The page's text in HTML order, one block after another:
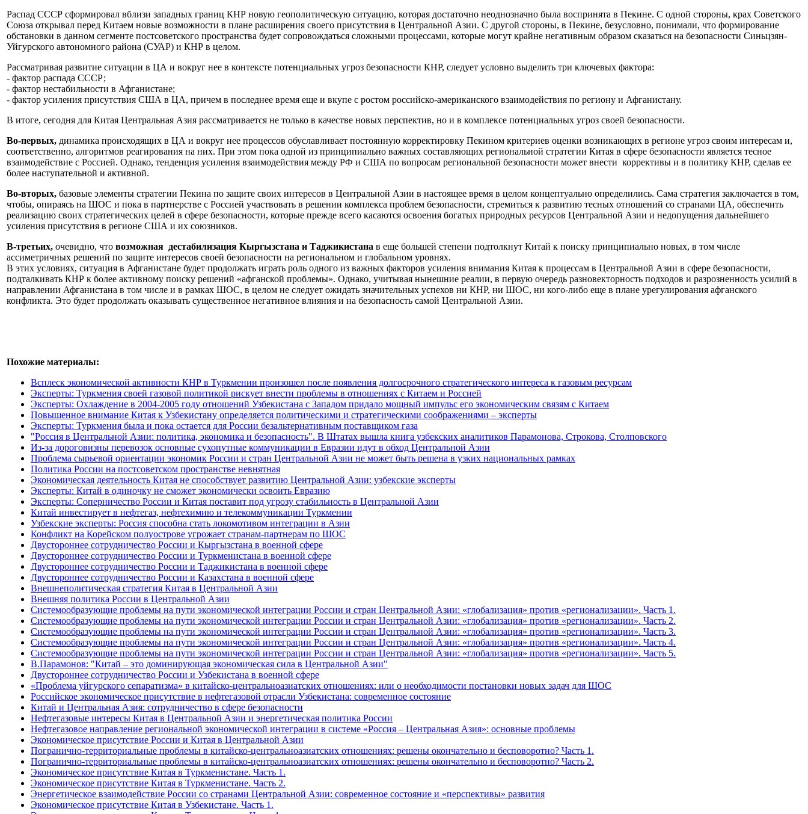
Распад СССР сформировал вблизи западных границ КНР новую геополитическую ситуацию, которая достаточно неоднозначно была воспринята в Пекине. С одной стороны, крах Советского
Союза открывал перед Китаем новые возможности в плане расширения своего присутствия в Центральной Азии. С другой стороны, в Пекине, безусловно, понимали, что формирование
обстановки в данном сегменте постсоветского пространства будет сопровождаться сложными процессами, которые могут крайне негативным образом сказаться на безопасности Синьцзян-
Уйгурского автономного района (СУАР) и КНР в целом.
Рассматривая развитие ситуации в ЦА и вокруг нее в контексте потенциальных угроз безопасности КНР, следует условно выделить три ключевых фактора:
- фактор распада СССР;
- фактор нестабильности в Афганистане;
- фактор усиления присутствия США в ЦА, причем в последнее время еще и вкупе с ростом российско-американского взаимодействия по региону и Афганистану.
В итоге, сегодня для Китая Центральная Азия рассматривается не только в качестве новых перспектив, но и в комплексе потенциальных угроз своей безопасности.
Во-первых, динамика происходящих в ЦА и вокруг нее процессов обуславливает постоянную корректировку Пекином критериев оценки возникающих в регионе угроз своим интересам и,
соответственно, алгоритмов реагирования на них. При этом пока одной из принципиально важных составляющих региональной стратегии Китая в сфере безопасности является тесное
взаимодействие с Россией. Однако, тенденция усиления взаимодействия между РФ и США по вопросам региональной безопасности может внести коррективы и в политику КНР, сделав ее
более наступательной и активной.
Во-вторых, базовые элементы стратегии Пекина по защите своих интересов в Центральной Азии в настоящее время в целом концептуально определились. Сама стратегия заключается в том,
чтобы, опираясь на ШОС и пока в партнерстве с Россией участвовать в решении комплекса проблем безопасности, стремиться к развитию тесных отношений со странами ЦА, обеспечить
реализацию своих стратегических целей в сфере безопасности, которые прежде всего касаются освоения богатых природных ресурсов Центральной Азии и недопущения дальнейшего
усиления присутствия в регионе США и их союзников.
В-третьих, очевидно, что возможная дестабилизация Кыргызстана и Таджикистана в еще большей степени подтолкнут Китай к поиску принципиально новых, в том числе
ассиметричных решений по защите интересов своей безопасности на региональном и глобальном уровнях.
В этих условиях, ситуация в Афганистане будет продолжать играть роль одного из важных факторов усиления внимания Китая к процессам в Центральной Азии в сфере безопасности,
подталкивать КНР к более активному поиску решений «афганской проблемы». Однако, учитывая нынешние реалии, в первую очередь разновекторность подходов и разрозненность усилий в
направлении Афганистана в том числе и в рамках ШОС, в целом не следует ожидать значительных успехов ни КНР, ни ШОС, ни кого-либо еще в плане урегулирования афганского
конфликта. Это будет продолжать оказывать существенное негативное влияния и на безопасность самой Центральной Азии.
Похожие материалы:
Всплеск экономической активности КНР в Туркмении произошел после появления долгосрочного стратегического интереса к газовым ресурсам
Эксперты: Туркмения своей газовой политикой рискует внести проблемы в отношениях с Китаем и Россией
Эксперты: Охлаждение в 2004-2005 году отношений Узбекистана с Западом придало мощный импульс его экономическим связям с Китаем
Повышенное внимание Китая к Узбекистану определяется политическими и стратегическими соображениями – эксперты
Эксперты: Туркмения была и пока остается для России безальтернативным поставщиком газа
"Россия в Центральной Азии: политика, экономика и безопасность". В Штатах вышла книга узбекских аналитиков Парамонова, Строкова, Столповского
Из-за дороговизны перевозок основные сухопутные коммуникации в Евразии идут в обход Центральной Азии
Проблема сырьевой ориентации экономик России и стран Центральной Азии не может быть решена в узких национальных рамках
Политика России на постсоветском пространстве невнятная
Экономическая деятельность Китая не способствует развитию Центральной Азии: узбекские эксперты
Эксперты: Китай в одиночку не сможет экономически освоить Евразию
Эксперты: Соперничество России и Китая поставит под угрозу стабильность в Центральной Азии
Китай инвестирует в нефтегаз, нефтехимию и телекоммуникации Туркмении
Узбекские эксперты: Россия способна стать локомотивом интеграции в Азии
Конфликт на Корейском полуострове угрожает странам-партнерам по ШОС
Двустороннее сотрудничество России и Кыргызстана в военной сфере
Двустороннее сотрудничество России и Туркменистана в военной сфере
Двустороннее сотрудничество России и Таджикистана в военной сфере
Двустороннее сотрудничество России и Казахстана в военной сфере
Внешнеполитическая стратегия Китая в Центральной Азии
Внешняя политика России в Центральной Азии
Системообразующие проблемы на пути экономической интеграции России и стран Центральной Азии: «глобализация» против «регионализации». Часть 1.
Системообразующие проблемы на пути экономической интеграции России и стран Центральной Азии: «глобализация» против «регионализации». Часть 2.
Системообразующие проблемы на пути экономической интеграции России и стран Центральной Азии: «глобализация» против «регионализации». Часть 3.
Системообразующие проблемы на пути экономической интеграции России и стран Центральной Азии: «глобализация» против «регионализации». Часть 4.
Системообразующие проблемы на пути экономической интеграции России и стран Центральной Азии: «глобализация» против «регионализации». Часть 5.
В.Парамонов: "Китай – это доминирующая экономическая сила в Центральной Азии"
Двустороннее сотрудничество России и Узбекистана в военной сфере
«Проблема уйгурского сепаратизма» в китайско-центральноазиатских отношениях: или о необходимости постановки новых задач для ШОС
Российское экономическое присутствие в нефтегазовой отрасли Узбекистана: современное состояние
Китай и Центральная Азия: сотрудничество в сфере безопасности
Нефтегазовые интересы Китая в Центральной Азии и энергетическая политика России
Нефтегазовое направление региональной экономической интеграции в системе «Россия – Центральная Азия»: основные проблемы
Экономическое присутствие России и Китая в Центральной Азии
Погранично-территориальные проблемы в китайско-центральноазиатских отношениях: решены окончательно и бесповоротно? Часть 1.
Погранично-территориальные проблемы в китайско-центральноазиатских отношениях: решены окончательно и бесповоротно? Часть 2.
Экономическое присутствие Китая в Туркменистане. Часть 1.
Экономическое присутствие Китая в Туркменистане. Часть 2.
Энергетическое взаимодействие России со странами Центральной Азии: современное состояние и «перспективы» развития
Экономическое присутствие Китая в Узбекистане. Часть 1.